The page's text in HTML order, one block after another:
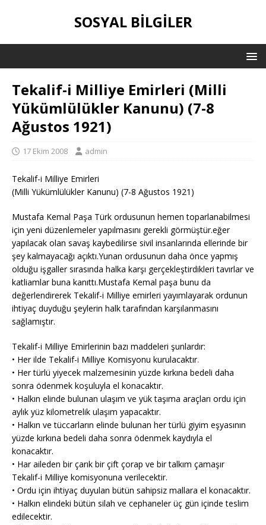
SOSYAL BILGILER
Tekalif-i Milliye Emirleri (Milli
Yükümlülükler Kanunu) (7-8
Ağustos 1921)
17 Ekim 2008 admin
Tekalif-i Milliye Emirleri
(Milli Yükümlülükler Kanunu) (7-8 Ağustos 1921)
Mustafa Kemal Paşa Türk ordusunun hemen toparlanabilmesi
için yeni düzenlemeler yapılmasını gerekli görmüştür.eğer
yapılacak olan savaş kaybedilirse sivil insanlarında ellerinde bir
şey kalmayacağı açıktı.Yunan ordusunun daha önce yapmış
olduğu işgaller sırasında halka karşı gerçekleştirdikleri tavırlar ve
katliamlar buna kanıttı.Mustafa Kemal paşa bunu da
değerlendirerek Tekalif-i Milliye emirleri yayımlayarak ordunun
ihtiyaç duyduğu şeylerin halk tarafından karşılanmasını
sağlamıştır.
Tekalif-i Milliye Emirlerinin bazı maddeleri şunlardır:
• Her ilde Tekalif-i Milliye Komisyonu kurulacaktır.
• Her türlü yiyecek malzemesinin yüzde kırkına bedeli daha
sonra ödenmek koşuluyla el konacaktır.
• Halkın elinde bulunan ulaşım ve yük taşıma araçları ordu için
aylık yüz kilometrelik ulaşım yapacaktır.
• Halkın ve tüccarların elinde bulunan her türlü giyim eşyasının
yüzde kırkına bedeli daha sonra ödenmek kaydıyla el
konacaktır.
• Har aileden bir çarık bir çift çorap ve bir talkım çamaşır
Tekalif-i Milliye komisyonuna verilecektir.
• Ordu için ihtiyaç duyulan bütün sahipsiz mallara el konacaktır.
• Halkın elindeki bütün silah ve cephaneler üç gün içinde teslim
edilecektir.